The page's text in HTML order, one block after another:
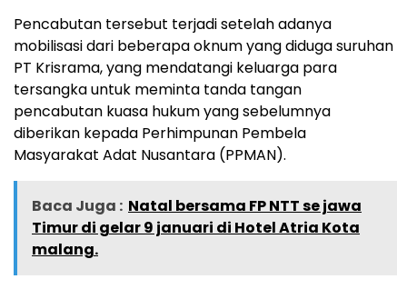
Pencabutan tersebut terjadi setelah adanya
mobilisasi dari beberapa oknum yang diduga suruhan
PT Krisrama, yang mendatangi keluarga para
tersangka untuk meminta tanda tangan
pencabutan kuasa hukum yang sebelumnya
diberikan kepada Perhimpunan Pembela
Masyarakat Adat Nusantara (PPMAN).
Baca Juga : Natal bersama FP NTT se jawa
Timur di gelar 9 januari di Hotel Atria Kota
malang.